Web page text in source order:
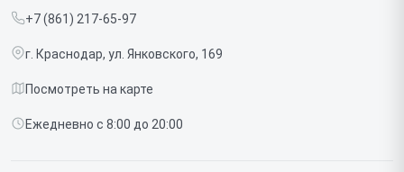
Срочный ремонт
Доставка и способы оплаты
Диагностика
Контакты
+7 (861) 217-65-97
г. Краснодар, ул. Янковского, 169
Посмотреть на карте
Ежедневно с 8:00 до 20:00